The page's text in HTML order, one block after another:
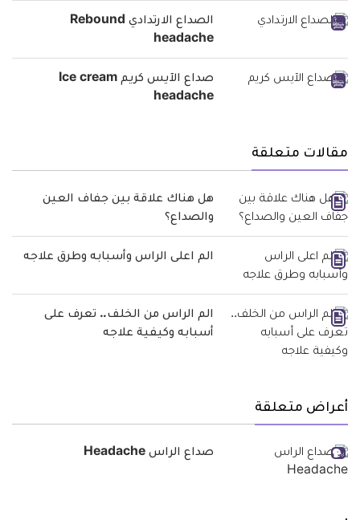
الصداع الارتدادي Rebound
headache
صداع الآيس كريم Ice cream
headache
مقالات متعلقة
هل هناك علاقة بين جفاف العين
والصداع؟
الم اعلى الراس وأسبابه وطرق علاجه
الم الراس من الخلف.. تعرف على
أسبابه وكيفية علاجه
أعراض متعلقة
صداع الراس Headache